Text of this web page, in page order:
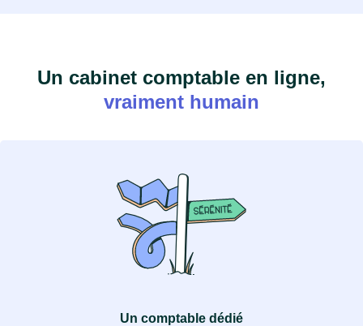
Un cabinet comptable en ligne,
vraiment humain
Un comptable dédié